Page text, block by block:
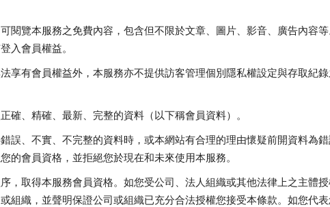
閱覽本服務之免費內容，包含但不限於文章、圖片、影音、廣告內容
入會員權益。
享有會員權益外，本服務亦不提供訪客管理個別隱私權設定與存取紀錄
確、精確、最新、完整的資料（以下稱會員資料）。
誤、不實、不完整的資料時，或本網站有合理的理由懷疑前開資料為
的會員資格，並拒絕您於現在和未來使用本服務。
，取得本服務會員資格。如您受公司、法人組織或其他法律上之主體
組織，並聲明保證公司或組織已充分合法授權您接受本條款。如您代